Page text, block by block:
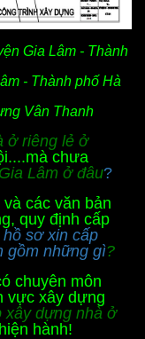
ện Gia Lâm - Thành
- Thành phố Hà
Vân Thanh
ở riêng lẻ ở
chưa
Lâm ở đâu?
các văn bản
quy định cấp
hồ sơ xin cấp
gồm những gì?
chuyên môn
vực xây dựng
xây dựng nhà ở
hành!